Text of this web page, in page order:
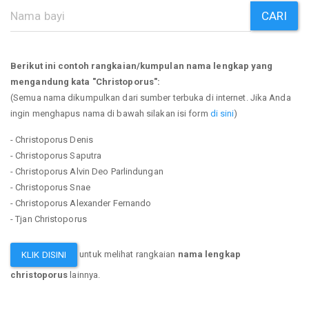
CARI
Berikut ini contoh rangkaian/kumpulan nama lengkap yang
mengandung kata "Christoporus":
(Semua nama dikumpulkan dari sumber terbuka di internet. Jika Anda
ingin menghapus nama di bawah silakan isi form di sini)
- Christoporus Denis
- Christoporus Saputra
- Christoporus Alvin Deo Parlindungan
- Christoporus Snae
- Christoporus Alexander Fernando
- Tjan Christoporus
KLIK DISINI untuk melihat rangkaian nama lengkap
christoporus lainnya.